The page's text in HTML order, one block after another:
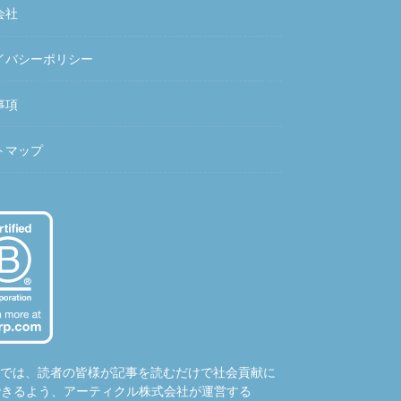
社
バシーポリシー
項
マップ
は、読者の皆様が記事を読むだけで社会貢献に
るよう、アーティクル株式会社が運営する